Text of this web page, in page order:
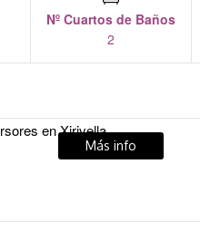
Nº Cuartos de Baños
2
Más info